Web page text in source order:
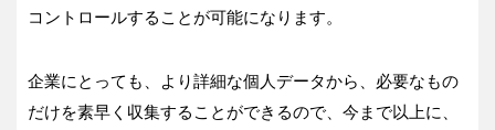
コントロールすることが可能になります。
企業にとっても、より詳細な個人データから、必要なもの
だけを素早く収集することができるので、今まで以上に、